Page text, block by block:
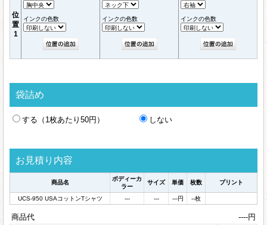
位
置
1
インクの色数 インクの色数 インクの色数
袋詰め
する（1枚あたり50円） しない
お見積り内容
商品名
ボディーカ
ラー
サイズ 単価 枚数 プリント
UCS-950 USAコットンTシャツ --- --- ---円 --枚
商品代 ----円